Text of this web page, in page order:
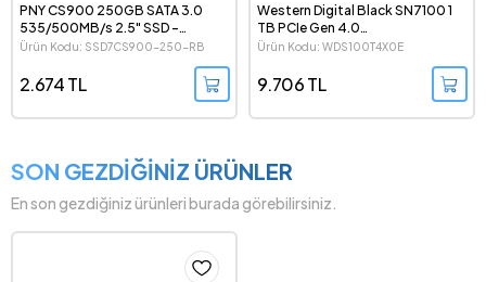
PNY CS900 250GB SATA 3.0
535/500MB/s 2.5" SSD -
SSD7CS900-250-RB
Ürün Kodu: SSD7CS900-250-RB
2.674 TL
Western Digital Black SN7100 1
TB PCIe Gen 4.0
7250/6900MB/s NVMe M.2 SSD
Ürün Kodu: WDS100T4X0E
9.706 TL
SON GEZDİĞİNİZ ÜRÜNLER
En son gezdiğiniz ürünleri burada görebilirsiniz.